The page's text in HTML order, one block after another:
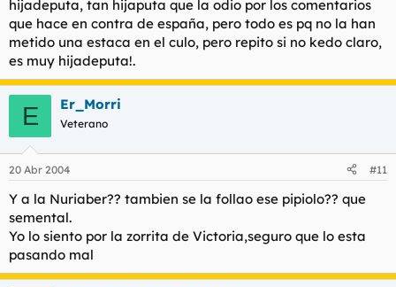
hijadeputa, tan hijaputa que la odio por los comentarios
que hace en contra de españa, pero todo es pq no la han
metido una estaca en el culo, pero repito si no kedo claro,
es muy hijadeputa!.
E Er_Morri
Veterano
20 Abr 2004 #11
Y a la Nuriaber?? tambien se la follao ese pipiolo?? que
semental.
Yo lo siento por la zorrita de Victoria,seguro que lo esta
pasando mal